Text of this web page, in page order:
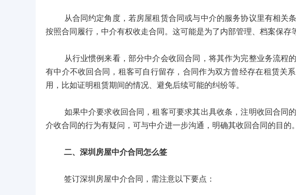
从合同约定角度，若房屋租赁合同或与中介的服务协议里有相关条
按照合同履行，中介有权收走合同。这可能是为了内部管理、档案保存
从行业惯例来看，部分中介会收回合同，将其作为完整业务流程
有中介不收回合同，租客可自行留存，合同作为双方曾经存在租赁关
用，比如证明租赁期间的情况、避免后续可能的纠纷等。
如果中介要求收回合同，租客可要求其出具收条，注明收回合同的
介收合同的行为有疑问，可与中介进一步沟通，明确其收回合同的目的。
二、深圳房屋中介合同怎么签
签订深圳房屋中介合同，需注意以下要点：